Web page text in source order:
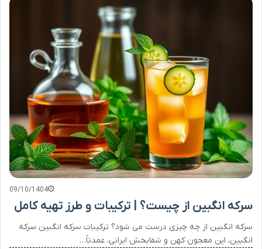
09/10/1404
سرکه انگبین از چیست؟ | ترکیبات و طرز تهیه کامل
سرکه انگبین از چه چیزی درست می شود؟ ترکیبات سرکه انگبین سرکه
انگبین، این معجون کهن و شفابخش ایرانی، عمدتاً…